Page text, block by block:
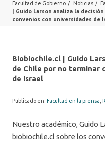
EXTENSIÓN
Facultad de Gobierno / Noticias /
| Guido Larson analiza la
convenios con universidades de
Biobiochile.cl | Guido
de Chile por no terminar
de Israel
Publicado en: Facultad en la prensa
Nuestro académico, Guido
biobiochile.cl sobre los